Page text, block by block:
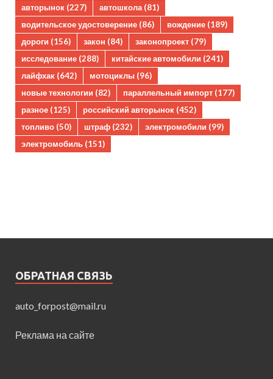
авторынок (227) автошкола(81)
водительское удостоверение (86) вождение (189)
дороги (156) закон (84) законопроект (79)
исследование (288) китайские автомобили (241)
лайфхак (642) мотоциклы (96)
новые технологии (82) параллельный импорт (177)
разное (125) российский авторынок (452)
топливо (50) штраф (232) электромобили (99)
электромобиль (151)
ОБРАТНАЯ СВЯЗЬ
auto_forpost@mail.ru
Реклама на сайте